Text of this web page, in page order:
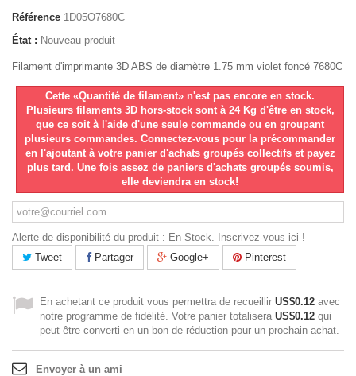
Référence 1D05O7680C
État : Nouveau produit
Filament d'imprimante 3D ABS de diamètre 1.75 mm violet foncé 7680C
Cette «Quantité de filament» n'est pas encore en stock.
Plusieurs filaments 3D hors-stock sont à 24 Kg d'être en stock,
que ce soit à l'aide d'une seule commande ou en groupant
plusieurs commandes. Connectez-vous pour la précommander
en l'ajoutant à votre panier d'achats groupés collectifs et payez
plus tard. Une fois assez de paniers d'achats groupés soumis,
elle deviendra en stock!
Alerte de disponibilité du produit : En Stock. Inscrivez-vous ici !
Tweet
Partager Google+ Pinterest
En achetant ce produit vous permettra de recueillir US$0.12 avec
notre programme de fidélité. Votre panier totalisera US$0.12 qui
peut être converti en un bon de réduction pour un prochain achat.
Envoyer à un ami